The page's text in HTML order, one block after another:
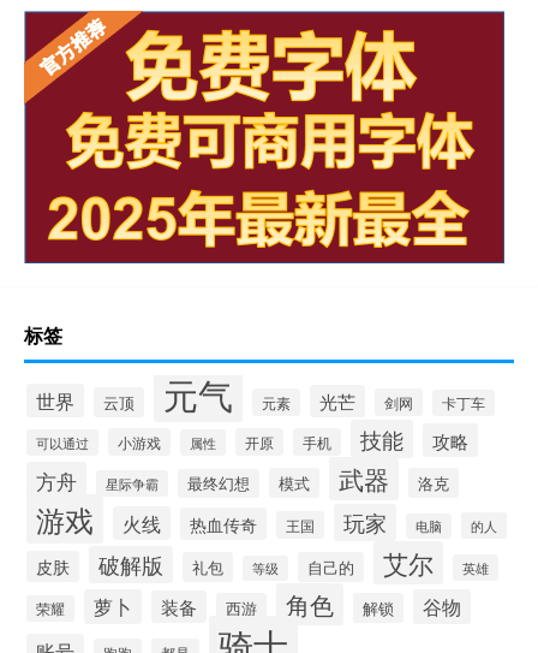
标签
世界 云顶 元气 元素 光芒 剑网 卡丁车
可以通过 小游戏 属性 开原 手机 技能 攻略
方舟 星际争霸 最终幻想 模式 武器 洛克
游戏 火线 热血传奇 王国 玩家 电脑 的人
皮肤 破解版 礼包 等级 自己的 艾尔 英雄
荣耀 萝卜 装备 西游 角色 解锁 谷物